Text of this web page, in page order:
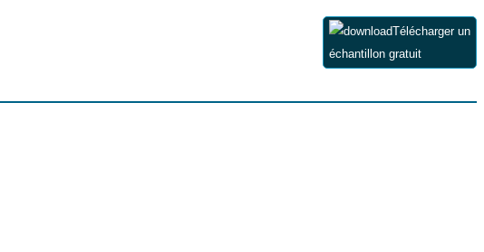
Télécharger un
échantillon gratuit